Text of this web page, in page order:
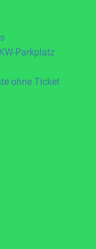
Parkplatz
ohne Ticket